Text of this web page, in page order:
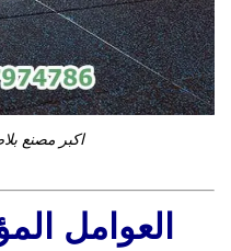
اكبر مصنع
العوامل